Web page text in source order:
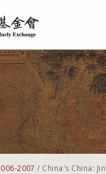
2007 / China's China: